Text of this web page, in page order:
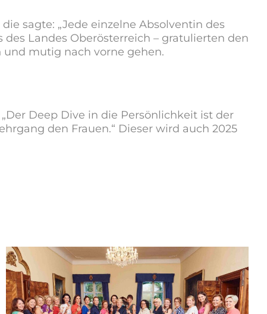
sagte: „Jede einzelne Absolventin des
Landes Oberösterreich – gratulierten den
und mutig nach vorne gehen.
Deep Dive in die Persönlichkeit ist der
den Frauen.“ Dieser wird auch 2025